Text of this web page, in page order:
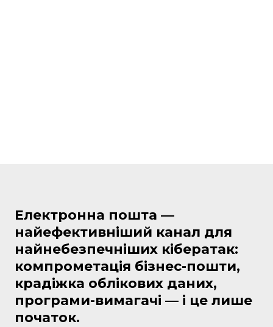
Електронна пошта —
найефективніший канал для
найнебезпечніших кібератак:
компрометація бізнес-пошти,
крадіжка облікових даних,
програми-вимагачі — і це лише
початок.